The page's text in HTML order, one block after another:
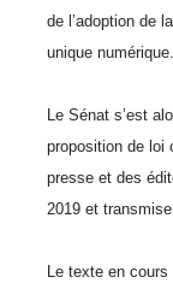
de l’adoption de
unique numérique.
Le Sénat s’est
proposition de loi
presse et des
2019 et
Le texte en cours